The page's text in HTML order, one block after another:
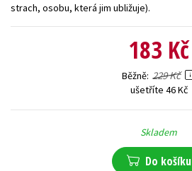
strach, osobu, která jim ubližuje).
183 Kč
Běžně 229 Kč
ušetříte 46 Kč
Skladem
Do košíku